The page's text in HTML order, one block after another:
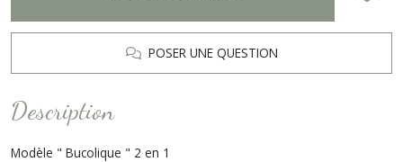
POSER UNE QUESTION
Description
Modèle " Bucolique " 2 en 1